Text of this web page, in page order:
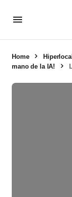
Home
mano de la IA!